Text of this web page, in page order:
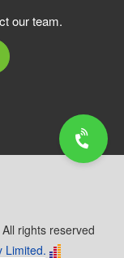
our team.
All rights reserved
Limited.